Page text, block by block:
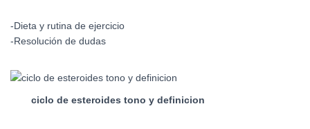
-Dieta y rutina de ejercicio
-Resolución de dudas
ciclo de esteroides tono y definicion